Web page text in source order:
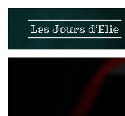
Les Jours d'Elie